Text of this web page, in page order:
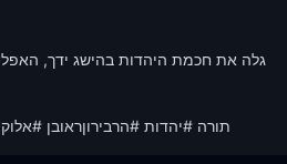
#תורה #יהדות #הרבירוןראובן